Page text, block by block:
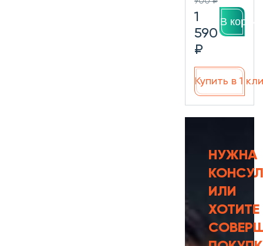
1
590
₽
В
Купить в 1
НУЖНА
ИЛИ
ХОТИТЕ